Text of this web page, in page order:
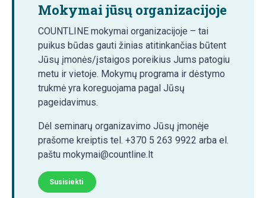
Mokymai jūsų organizacijoje
COUNTLINE mokymai organizacijoje – tai
puikus būdas gauti žinias atitinkančias būtent
Jūsų įmonės/įstaigos poreikius Jums patogiu
metu ir vietoje. Mokymų programa ir dėstymo
trukmė yra koreguojama pagal Jūsų
pageidavimus.
Dėl seminarų organizavimo Jūsų įmonėje
prašome kreiptis tel. +370 5 263 9922 arba el.
paštu mokymai@countline.lt
Susisiekti